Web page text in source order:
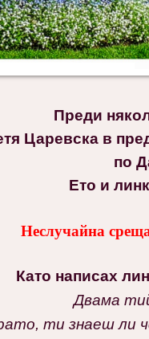
Преди
Царевска в
по
Ето и
Неслучайна
Като написах
Двама
ти знаеш ли